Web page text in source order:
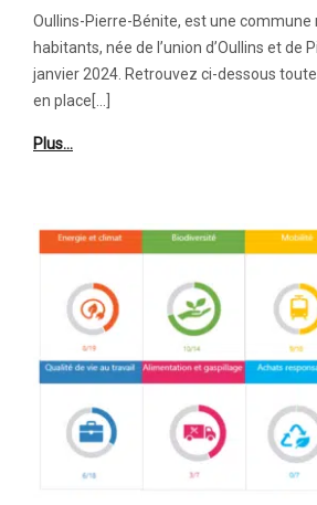
Oullins-Pierre-Bénite, est une commune
habitants, née de l’union d’Oullins et de
janvier 2024. Retrouvez ci-dessous
en place[…]
Plus…